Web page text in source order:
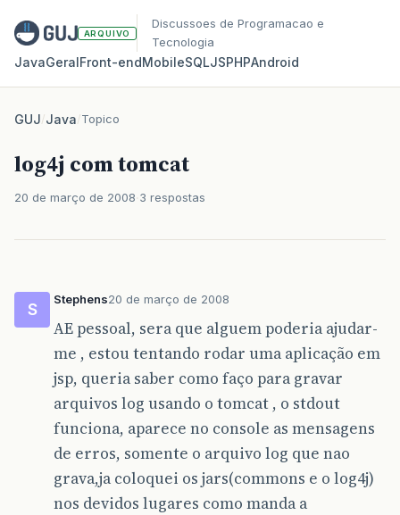
ARQUIVO
Discussoes de Programacao e
Tecnologia
JavaGeralFront‑endMobileSQLJSPHPAndroid
GUJ/Java/Topico
log4j com tomcat
20 de março de 2008 3 respostas
S
Stephens20 de março de 2008
AE pessoal, sera que alguem poderia ajudar-
me , estou tentando rodar uma aplicação em
jsp, queria saber como faço para gravar
arquivos log usando o tomcat , o stdout
funciona, aparece no console as mensagens
de erros, somente o arquivo log que nao
grava,ja coloquei os jars(commons e o log4j)
nos devidos lugares como manda a